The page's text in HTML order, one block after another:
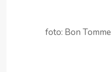
foto: Bon Tomme